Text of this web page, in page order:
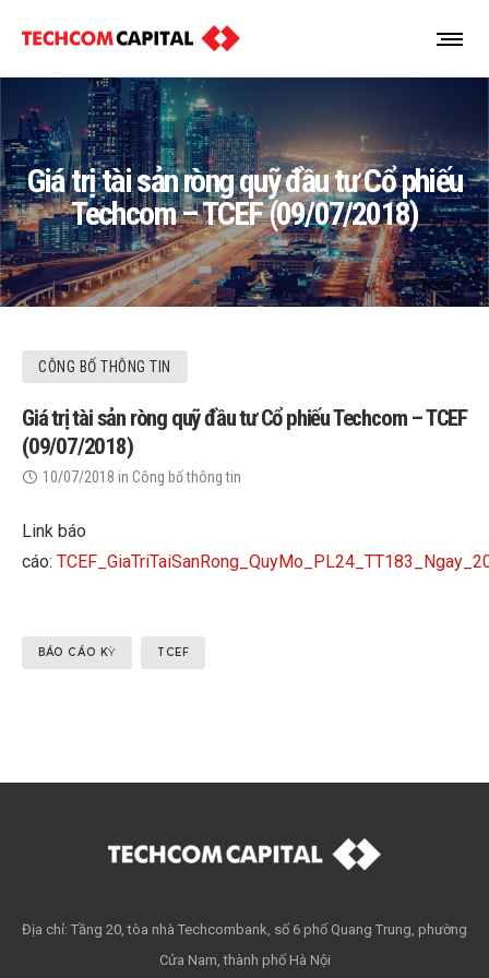
Giá trị tài sản ròng quỹ đầu tư Cổ phiếu
Techcom – TCEF (09/07/2018)
CÔNG BỐ THÔNG TIN
Giá trị tài sản ròng quỹ đầu tư Cổ phiếu Techcom – TCEF
(09/07/2018)
10/07/2018 in Công bố thông tin
Link báo
cáo:
BÁO CÁO KỲ TCEF
Địa chỉ: Tầng 20, tòa nhà Techcombank, số 6 phố Quang Trung, phường
Cửa Nam, thành phố Hà Nội